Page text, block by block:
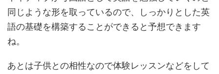
同じような形を取っているので、しっかりとした英
語の基礎を構築することができると予想できます
ね。
あとは子供との相性なので体験レッスンなどをして